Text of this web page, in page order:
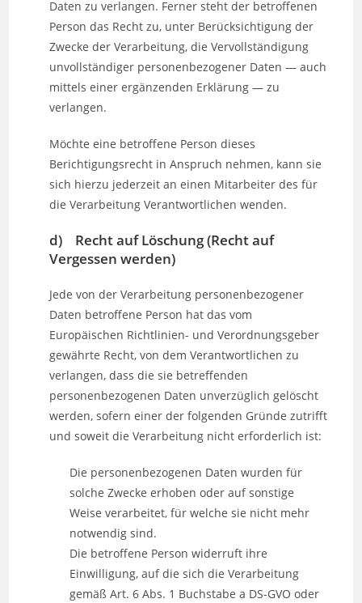
Daten zu verlangen. Ferner steht der betroffenen
Person das Recht zu, unter Berücksichtigung der
Zwecke der Verarbeitung, die Vervollständigung
unvollständiger personenbezogener Daten — auch
mittels einer ergänzenden Erklärung — zu
verlangen.
Möchte eine betroffene Person dieses
Berichtigungsrecht in Anspruch nehmen, kann sie
sich hierzu jederzeit an einen Mitarbeiter des für
die Verarbeitung Verantwortlichen wenden.
d) Recht auf Löschung (Recht auf
Vergessen werden)
Jede von der Verarbeitung personenbezogener
Daten betroffene Person hat das vom
Europäischen Richtlinien- und Verordnungsgeber
gewährte Recht, von dem Verantwortlichen zu
verlangen, dass die sie betreffenden
personenbezogenen Daten unverzüglich gelöscht
werden, sofern einer der folgenden Gründe zutrifft
und soweit die Verarbeitung nicht erforderlich ist:
Die personenbezogenen Daten wurden für
solche Zwecke erhoben oder auf sonstige
Weise verarbeitet, für welche sie nicht mehr
notwendig sind.
Die betroffene Person widerruft ihre
Einwilligung, auf die sich die Verarbeitung
gemäß Art. 6 Abs. 1 Buchstabe a DS-GVO oder